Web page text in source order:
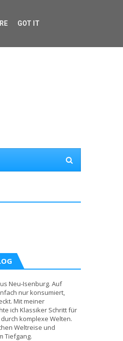
Neu-Isenburg. Auf
nur konsumiert,
Mit meiner
ich Klassiker Schritt für
komplexe Welten.
Weltreise und
Tiefgang.
GOT IT